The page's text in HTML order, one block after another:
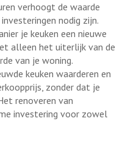
verhoogt de waarde
nodig zijn.
je keuken een nieuwe
alleen het uiterlijk van de
van je woning.
keuken waarderen en
zonder dat je
renoveren van
investering voor zowel